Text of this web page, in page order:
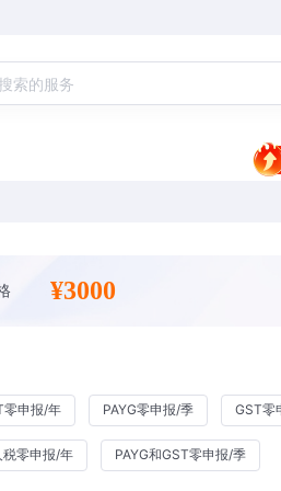
¥3000
零申报/年 PAYG零申报/季 GST零
税零申报/年 PAYG和GST零申报/季